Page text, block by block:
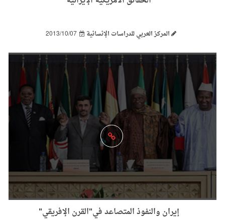
المركز العربي للدراسات الإنسانية 2013/10/07
إيران والنفوذ المتصاعد في"القرن الإفريقي"